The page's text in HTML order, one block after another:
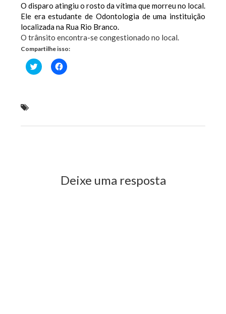
O disparo atingiu o rosto da vítima que morreu no local.
Ele era estudante de Odontologia de uma instituição
localizada na Rua Rio Branco.
O trânsito encontra-se congestionado no local.
Compartilhe isso:
Clique
para
Clique
para
Deixe uma resposta